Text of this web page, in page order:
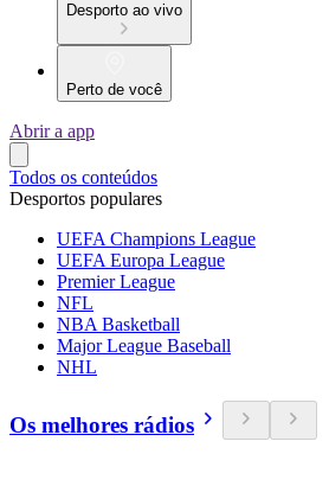
Desporto ao vivo
Perto de você
Abrir a app
Todos os conteúdos
Desportos populares
UEFA Champions League
UEFA Europa League
Premier League
NFL
NBA Basketball
Major League Baseball
NHL
Os melhores rádios